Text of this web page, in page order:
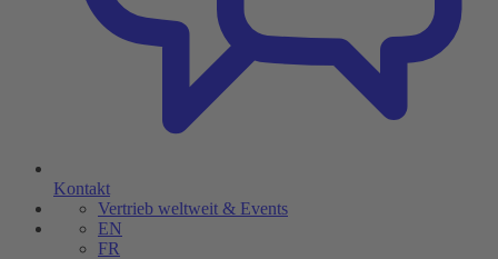
Kontakt
Vertrieb weltweit & Events
EN
FR